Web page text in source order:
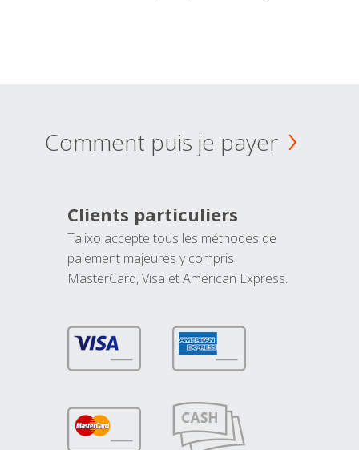
Comment puis je payer
Clients particuliers
Talixo accepte tous les méthodes de
paiement majeures y compris
MasterCard, Visa et American Express.